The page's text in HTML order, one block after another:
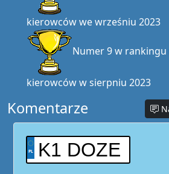
kierowców we wrześniu 2023
Numer 9 w rankingu
kierowców w sierpniu 2023
Komentarze
K1 DOZE